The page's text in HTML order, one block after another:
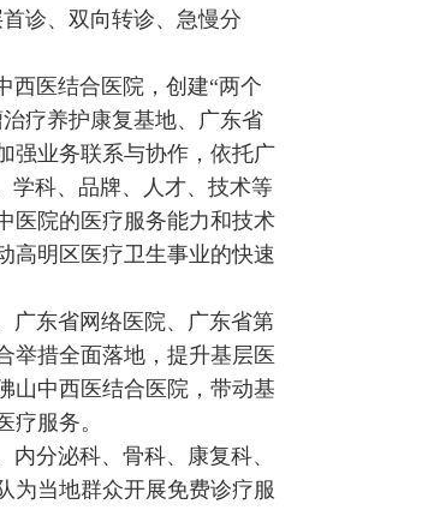
诊、双向转诊、急慢分
西医结合医院，创建“两个
疗养护康复基地、广东省
强业务联系与协作，依托广
学科、品牌、人才、技术等
医院的医疗服务能力和技术
高明区医疗卫生事业的快速
广东省网络医院、广东省第
举措全面落地，提升基层医
山中西医结合医院，带动基
服务。
分泌科、骨科、康复科、
为当地群众开展免费诊疗服